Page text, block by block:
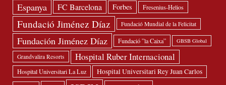
Espanya FC Barcelona Forbes Fresenius-Helios
Fundació Jiménez Díaz Fundació Mundial de la Felicitat
Fundación Jiménez Díaz Fundació ”la Caixa” GBSB Global
Grandvalira Resorts Hospital Ruber Internacional
Hospital Universitari La Luz Hospital Universitari Rey Juan Carlos